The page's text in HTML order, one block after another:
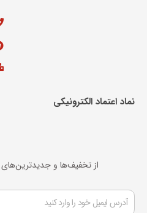
نماد اعتماد الکترونیکی​
از تخفیف‌ها و جدیدترین‌های